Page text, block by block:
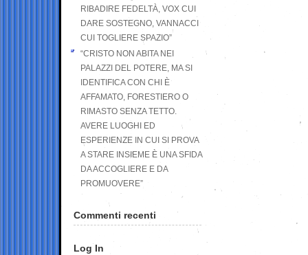
RIBADIRE FEDELTÀ, VOX CUI
DARE SOSTEGNO, VANNACCI
CUI TOGLIERE SPAZIO”
“CRISTO NON ABITA NEI
PALAZZI DEL POTERE, MA SI
IDENTIFICA CON CHI È
AFFAMATO, FORESTIERO O
RIMASTO SENZA TETTO.
AVERE LUOGHI ED
ESPERIENZE IN CUI SI PROVA
A STARE INSIEME È UNA SFIDA
DA ACCOGLIERE E DA
PROMUOVERE”
Commenti recenti
Log In